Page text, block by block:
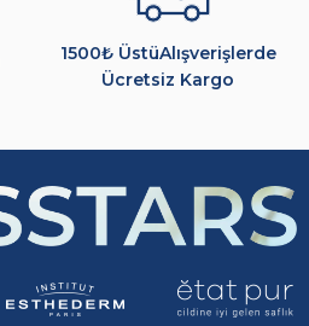
1500₺ ÜstüAlışverişlerde
Ücretsiz Kargo